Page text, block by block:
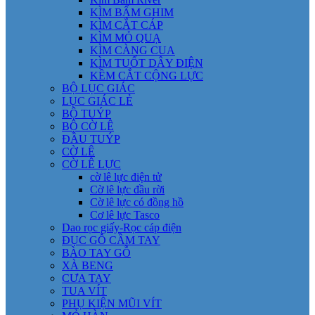
KÌM BẤM GHIM
KÌM CẮT CÁP
KÌM MỎ QUẠ
KÌM CÀNG CUA
KÌM TUỐT DÂY ĐIỆN
KỀM CẮT CỘNG LỰC
BỘ LỤC GIÁC
LỤC GIÁC LẺ
BỘ TUÝP
BỘ CỜ LÊ
ĐẦU TUÝP
CỜ LÊ
CỜ LÊ LỰC
cờ lê lực điện tử
Cờ lê lực đầu rời
Cờ lê lực có đồng hồ
Cơ lê lực Tasco
Dao rọc giấy-Rọc cáp điện
ĐỤC GỖ CẦM TAY
BÀO TAY GỖ
XÀ BENG
CƯA TAY
TUA VÍT
PHỤ KIỆN MŨI VÍT